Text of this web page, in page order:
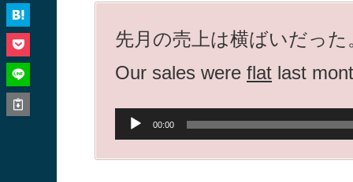
先月の売上は横ばいだった
Our sales were flat last
音
声
00:00